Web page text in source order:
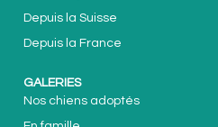
Depuis la Suisse
Depuis la France
GALERIES
Nos chiens adoptés